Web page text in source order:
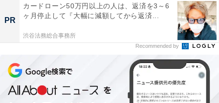
PR
カードローン50万円以上の人は、返済を3～6
ヶ月停止して『大幅に減額してから返済...
渋谷法務総合事務所
Recommended by